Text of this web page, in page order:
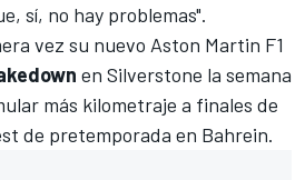
sí, no hay problemas".
vez su nuevo Aston Martin F1
en Silverstone la semana
más kilometraje a finales de
de pretemporada en Bahrein.